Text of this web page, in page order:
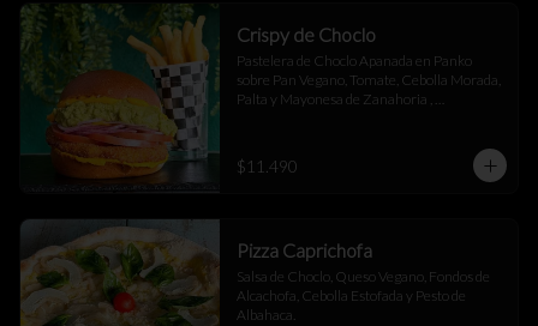
Crispy de Choclo
Pastelera de Choclo Apanada en Panko
sobre Pan Vegano, Tomate, Cebolla Morada,
Palta y Mayonesa de Zanahoria ,
$11.490
Pizza Caprichofa
Salsa de Choclo, Queso Vegano, Fondos de
Alcachofa, Cebolla Estofada y Pesto de
Albahaca.